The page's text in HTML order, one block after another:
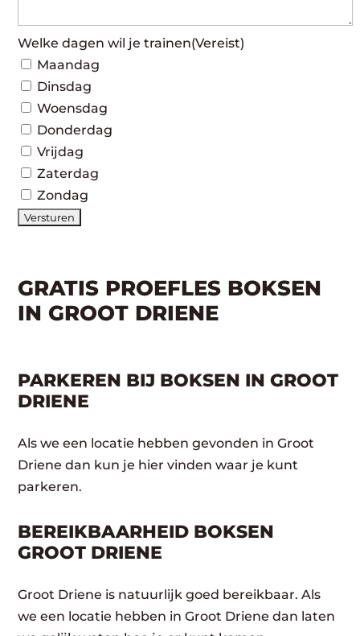
Welke dagen wil je trainen(Vereist)
Maandag
Dinsdag
Woensdag
Donderdag
Vrijdag
Zaterdag
Zondag
GRATIS PROEFLES BOKSEN
IN GROOT DRIENE
PARKEREN BIJ BOKSEN IN GROOT
DRIENE
Als we een locatie hebben gevonden in Groot
Driene dan kun je hier vinden waar je kunt
parkeren.
BEREIKBAARHEID BOKSEN
GROOT DRIENE
Groot Driene is natuurlijk goed bereikbaar. Als
we een locatie hebben in Groot Driene dan laten